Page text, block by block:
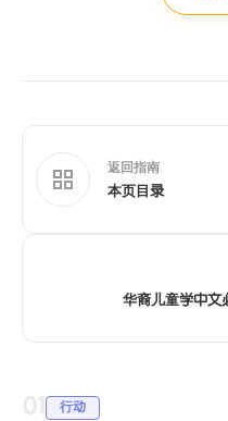
返回指南
本页目录
华裔儿童学中文
行动